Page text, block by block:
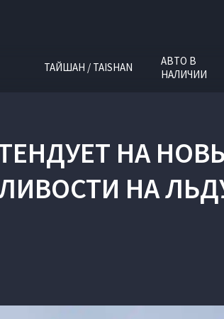
ТАЙШАН / TAISHAN
АВТО В
НАЛИЧИИ
НА
НА